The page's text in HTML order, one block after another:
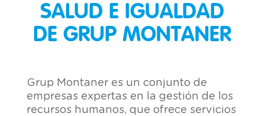
SALUD E IGUALDAD
DE GRUP MONTANER
Grup Montaner es un conjunto de
empresas expertas en la gestión de los
recursos humanos, que ofrece servicios